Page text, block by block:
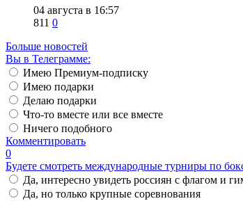
04 августа в 16:57
811 0
Больше новостей
Вы в Телеграмме:
Имею Премиум-подписку
Имею подарки
Делаю подарки
Что-то вместе или все вместе
Ничего подобного
Комментировать
0
Будете смотреть международные турниры по
Да, интересно увидеть россиян с флагом и
Да, но только крупные соревнования